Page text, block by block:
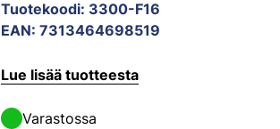
Tuotekoodi: 3300-F16
EAN: 7313464698519
Lue lisää tuotteesta
Varastossa